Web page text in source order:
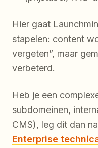
Hier gaat
stapelen: content
vergeten”, maar
verbeterd.
Heb je een
subdomeinen,
CMS), leg dit dan
Enterprise